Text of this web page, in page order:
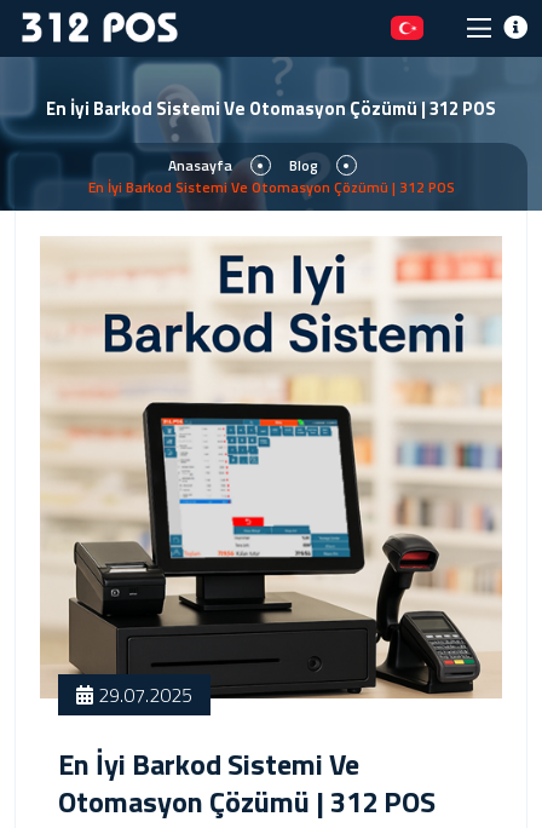
En İyi Barkod Sistemi Ve Otomasyon Çözümü | 312 POS
Anasayfa
Blog
En İyi Barkod Sistemi Ve Otomasyon Çözümü | 312 POS
29.07.2025
En İyi Barkod Sistemi Ve
Otomasyon Çözümü | 312 POS